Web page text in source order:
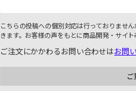
こちらの投稿への個別対応は行っておりませ
きます。お客様の声をもとに商品開発・サイト
ご注文にかかわるお問い合わせはお問